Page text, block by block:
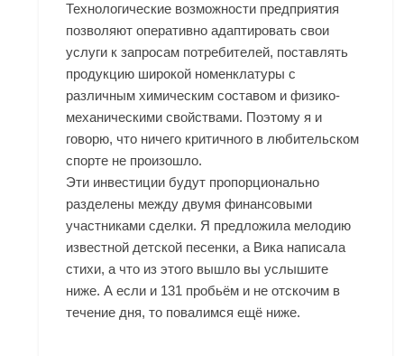
Технологические возможности предприятия
позволяют оперативно адаптировать свои
услуги к запросам потребителей, поставлять
продукцию широкой номенклатуры с
различным химическим составом и физико-
механическими свойствами. Поэтому я и
говорю, что ничего критичного в любительском
спорте не произошло.
Эти инвестиции будут пропорционально
разделены между двумя финансовыми
участниками сделки. Я предложила мелодию
известной детской песенки, а Вика написала
стихи, а что из этого вышло вы услышите
ниже. А если и 131 пробьём и не отскочим в
течение дня, то повалимся ещё ниже.